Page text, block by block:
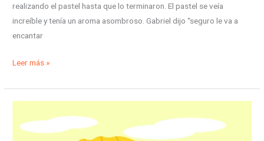
realizando el pastel hasta que lo terminaron. El pastel se veía
increíble y tenía un aroma asombroso. Gabriel dijo “seguro le va a
encantar
Leer más »
perro